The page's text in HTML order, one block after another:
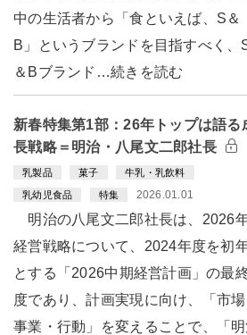
中の生活者から「食といえば、S＆
B」というブランドを目指すべく、
＆Bブランド…続きを読む
新春特集第1部：26年トップは語る
長戦略＝明治・八尾文二郎社長
乳製品 菓子 牛乳・乳飲料
乳幼児食品 特集 2026.01.01
明治の八尾文二郎社長は、2026
経営戦略について、2024年度を初
とする「2026中期経営計画」の最
度であり、計画実現に向け、「市場
事業・行動」を変えることで、「